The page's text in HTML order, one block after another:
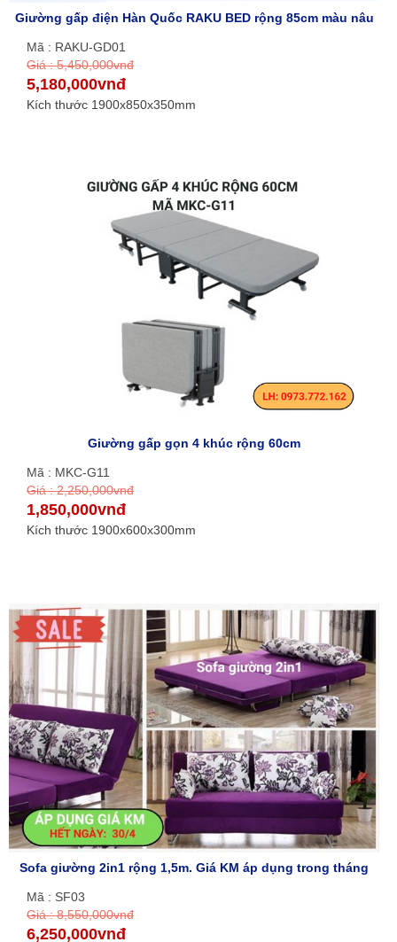
Giường gấp điện Hàn Quốc RAKU BED rộng 85cm màu nâu
Mã : RAKU-GD01
Giá : 5,450,000vnđ
5,180,000vnđ
Kích thước 1900x850x350mm
Giường gấp gọn 4 khúc rộng 60cm
Mã : MKC-G11
Giá : 2,250,000vnđ
1,850,000vnđ
Kích thước 1900x600x300mm
Sofa giường 2in1 rộng 1,5m. Giá KM áp dụng trong tháng
Mã : SF03
Giá : 8,550,000vnđ
6,250,000vnđ